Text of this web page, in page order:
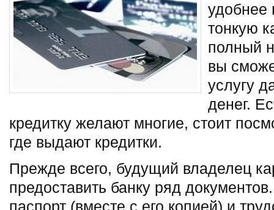
удобнее
тонкую
полный
вы
услугу
денег.
кредитку желают многие, стоит
где выдают кредитки.
Прежде всего, будущий владелец
предоставить банку ряд
паспорт (вместе с его копией) и